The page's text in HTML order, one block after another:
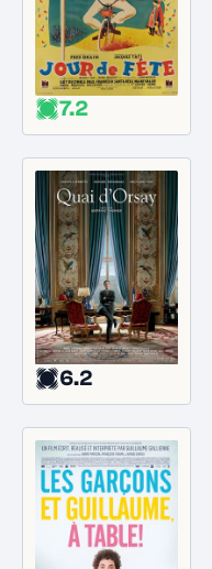
7.2
6.2